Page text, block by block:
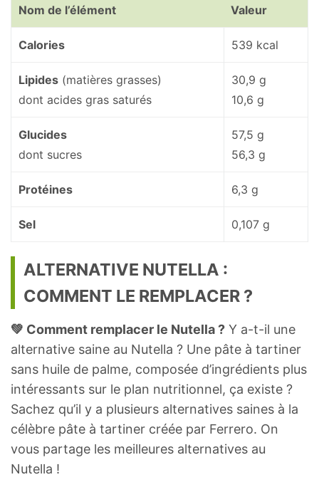
Nom de l’élément Valeur
Calories 539 kcal
Lipides (matières grasses)
dont acides gras saturés
30,9 g
10,6 g
Glucides
dont sucres
57,5 g
56,3 g
Protéines 6,3 g
Sel 0,107 g
ALTERNATIVE NUTELLA :
COMMENT LE REMPLACER ?
💚 Comment remplacer le Nutella ? Y a-t-il une
alternative saine au Nutella ? Une pâte à tartiner
sans huile de palme, composée d’ingrédients plus
intéressants sur le plan nutritionnel, ça existe ?
Sachez qu’il y a plusieurs alternatives saines à la
célèbre pâte à tartiner créée par Ferrero. On
vous partage les meilleures alternatives au
Nutella !